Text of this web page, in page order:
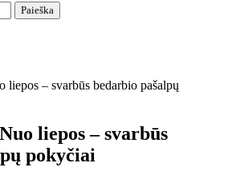
liepos – svarbūs bedarbio pašalpų
liepos – svarbūs
pokyčiai